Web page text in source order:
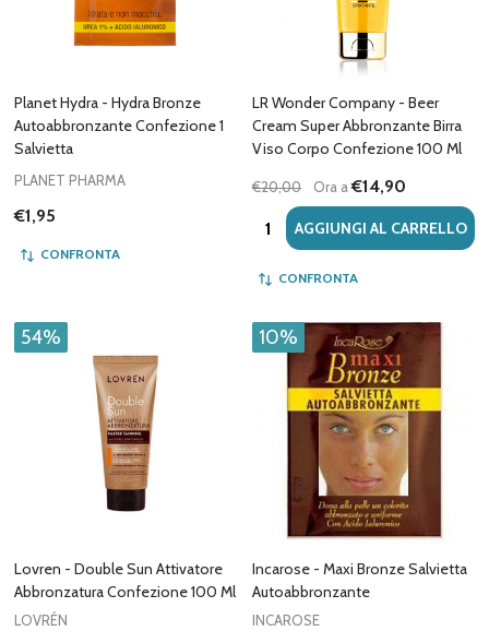
Planet Hydra - Hydra Bronze
Autoabbronzante Confezione 1
Salvietta
PLANET PHARMA
€1,95
CONFRONTA
LR Wonder Company - Beer
Cream Super Abbronzante Birra
Viso Corpo Confezione 100 Ml
€20,00 Ora a€14,90
Quantità:AGGIUNGI AL CARRELLO
CONFRONTA
54%
Lovren - Double Sun Attivatore
Abbronzatura Confezione 100 Ml
LOVRÉN
10%
Incarose - Maxi Bronze Salvietta
Autoabbronzante
INCAROSE